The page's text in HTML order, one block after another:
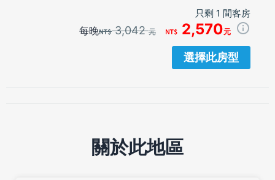
只剩 1 間客房
每晚 3,042元 2,570元
選擇此房型
關於此地區